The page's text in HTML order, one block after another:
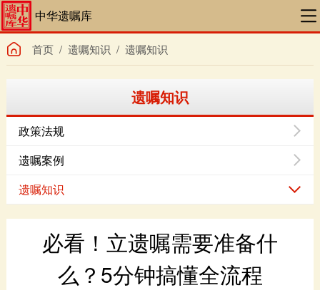
中华遗嘱库
首页/ 遗嘱知识 / 遗嘱知识
遗嘱知识
政策法规
遗嘱案例
遗嘱知识
么？5分钟搞懂全流程